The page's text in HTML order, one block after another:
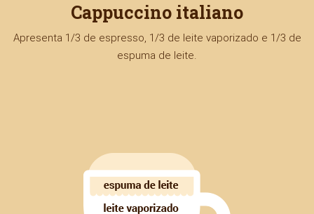
Cappuccino italiano
Apresenta 1/3 de espresso, 1/3 de leite vaporizado e 1/3 de
espuma de leite.